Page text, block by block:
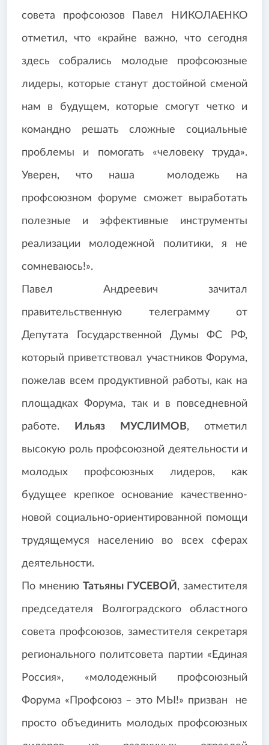
совета профсоюзов Павел НИКОЛАЕНКО
отметил, что «крайне важно, что сегодня
здесь собрались молодые профсоюзные
лидеры, которые станут достойной сменой
нам в будущем, которые смогут четко и
командно решать сложные социальные
проблемы и помогать «человеку труда».
Уверен, что наша молодежь на
профсоюзном форуме сможет выработать
полезные и эффективные инструменты
реализации молодежной политики, я не
сомневаюсь!».
Павел Андреевич зачитал
правительственную телеграмму от
Депутата Государственной Думы ФС РФ,
который приветствовал участников Форума,
пожелав всем продуктивной работы, как на
площадках Форума, так и в повседневной
работе. Ильяз МУСЛИМОВ, отметил
высокую роль профсоюзной деятельности и
молодых профсоюзных лидеров, как
будущее крепкое основание качественно-
новой социально-ориентированной помощи
трудящемуся населению во всех сферах
деятельности.
По мнению Татьяны ГУСЕВОЙ , заместителя
председателя Волгоградского областного
совета профсоюзов, заместителя секретаря
регионального политсовета партии «Единая
Россия», «молодежный профсоюзный
Форума «Профсоюз – это МЫ!» призван не
просто объединить молодых профсоюзных